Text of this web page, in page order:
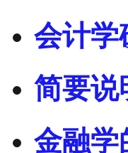
会计学
简要说
金融学